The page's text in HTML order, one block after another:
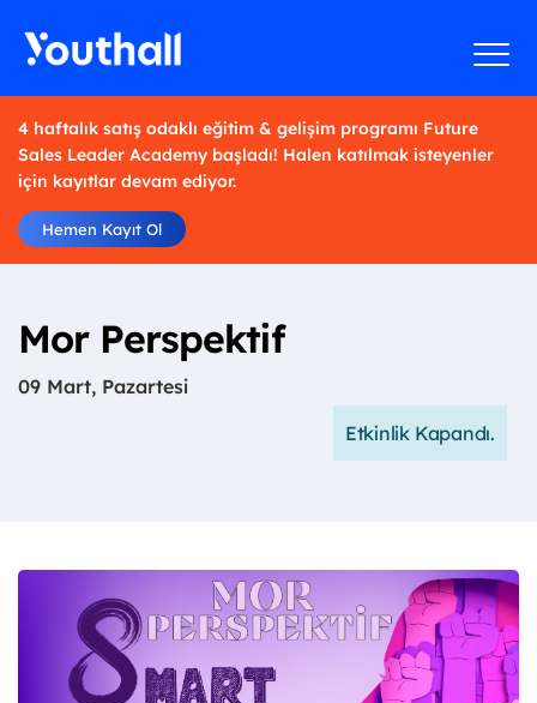
4 haftalık satış odaklı eğitim & gelişim programı Future
Sales Leader Academy başladı! Halen katılmak isteyenler
için kayıtlar devam ediyor.
Hemen Kayıt Ol
Mor Perspektif
09 Mart, Pazartesi
Etkinlik Kapandı.